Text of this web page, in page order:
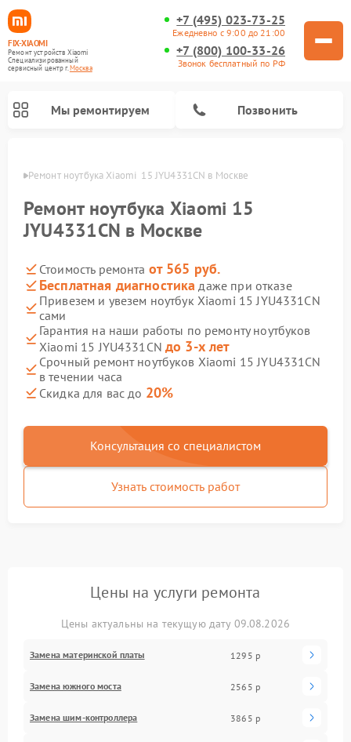
FIX-XIAOMI
Ремонт устройств Xiaomi
Специализированный
cервисный центр г.Москва
+7 (495) 023-73-25
Ежедневно с 9:00 до 21:00
+7 (800) 100-33-26
Звонок бесплатный по РФ
Мы ремонтируем Позвонить
Ремонт ноутбука Xiaomi  15 JYU4331CN в Москве
Ремонт ноутбука Xiaomi 15
JYU4331CN в Москве
Стоимость ремонта от 565 руб.
Бесплатная диагностика даже при отказе
Привезем и увезем ноутбук Xiaomi 15 JYU4331CN
сами
Гарантия на наши работы по ремонту ноутбуков
Xiaomi 15 JYU4331CN до 3-х лет
Срочный ремонт ноутбуков Xiaomi 15 JYU4331CN
в течении часа
Скидка для вас до 20%
Консультация со специалистом
Узнать стоимость работ
Цены на услуги ремонта
Цены актуальны на текущую дату 09.08.2026
Замена материнской платы 1295 р
Замена южного моста 2565 р
Замена шим-контроллера 3865 р